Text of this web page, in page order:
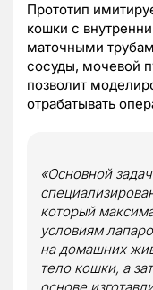
Прототип
кошки с
маточными
сосуды, мочевой
позволит
отрабатывать
«Основной
который
условиям
на домашних
тело кошки, а